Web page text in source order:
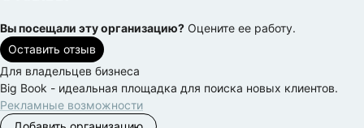
Вы посещали эту организацию? Оцените ее работу.
Оставить отзыв
Для владельцев бизнеса
Big Book - идеальная площадка для поиска новых клиентов.
Рекламные возможности